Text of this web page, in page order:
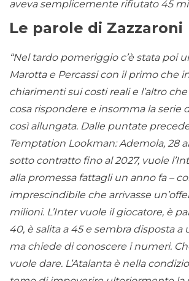
aveva semplicemente rifiutato 45
Le parole di Zazzaroni
“Nel tardo pomeriggio c’è stata poi
Marotta e Percassi con il primo che
chiarimenti sui costi reali e l’altro
cosa rispondere e insomma la serie
così allungata. Dalle puntate
Temptation Lookman: Ademola, 28
sotto contratto fino al 2027, vuole
alla promessa fattagli un anno fa –
imprescindibile che arrivasse
milioni. L’Inter vuole il giocatore, è
40, è salita a 45 e sembra disposta a
ma chiede di conoscere i numeri.
vuole dare. L’Atalanta è nella